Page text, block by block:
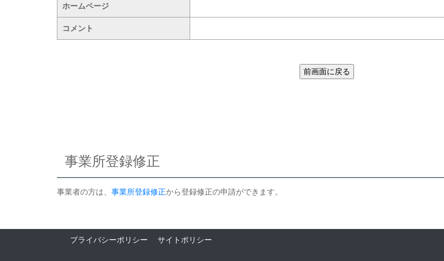
ホームページ
コメント
事業所登録修正
事業者の方は、 事業所登録修正から登録修正の申請ができます。
プライバシーポリシー サイトポリシー